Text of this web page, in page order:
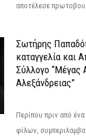
αποτέλεσε
Σωτήρης
καταγγελία και
Σύλλογο “Μέγας
Αλεξάνδρειας”
Περίπου πριν από
φίλων,